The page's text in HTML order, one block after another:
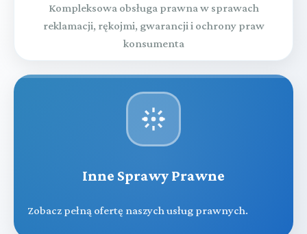
Kompleksowa obsługa prawna w sprawach
reklamacji, rękojmi, gwarancji i ochrony praw
konsumenta
Inne Sprawy Prawne
Zobacz pełną ofertę naszych usług prawnych.